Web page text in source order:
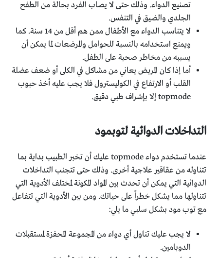
تصنيع الدواء. وذلك حتى لا يصاب الفرد بحالة من الطفح
الجلدي والضيق في التنفس.
لا يتناسب الدواء مع الأطفال ممن هم أقل من 14 سنة. كما
ويمنع استخدامه بالنسبة للحوامل والمرضعات لما يمكن أن
يسببه من مخاطر صحية على الطفل.
أما إذا كان المريض يعاني من مشاكل في الكلى أو ضعف عضلة
القلب أو الارتفاع في الكوليسترول فلا يجب عليه أخذ حبوب
topmode إلا بإشراف طبي دقيق.
التداخلات الدوائية لتوبمود
عندما تستخدم دواء topmode عليك أن تخبر الطبيب بداية بما
تتناوله من عقاقير علاجية أخرى. وذلك حتى تتجنب التداخلات
الدوائية التي يمكن أن تحدث بين المواد المكونة لمختلف الأدوية التي
تتناولها مما يشكل خطراً على حياتك. ومن بين الأدوية التي تتفاعل
مع توب مود بشكل سلبي ما يلي:
لا يجب عليك تناول أي دواء من المجموعة المحفزة لمستقبلات
الدوبامين.